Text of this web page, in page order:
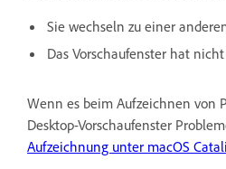
Sie wechseln zu einer
Das Vorschaufenster hat
Wenn es beim Aufzeichnen von
Desktop-Vorschaufenster
Aufzeichnung unter macOS